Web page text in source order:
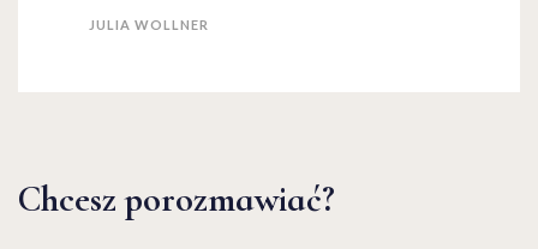
JULIA WOLLNER
Chcesz porozmawiać?